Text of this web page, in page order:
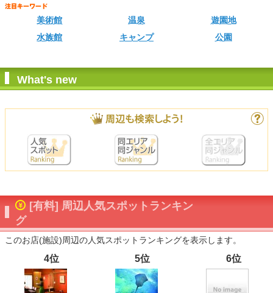
美術館 温泉
遊園地
水族館
キャンプ 公園
What's new
[有料] 周辺人気スポットランキン
グ
このお店(施設)周辺の人気スポットランキングを表示します。
4位 5位 6位